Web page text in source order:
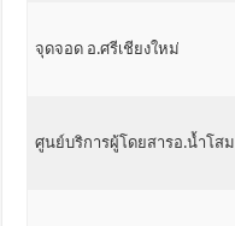
จุดจอด อ.ศรีเชียงใหม่
ศูนย์บริการผู้โดยสารอ.น้ำโสม